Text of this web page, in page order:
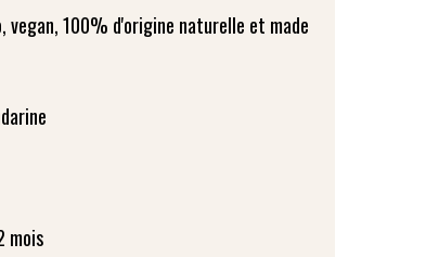
100% d'origine naturelle et made
mois